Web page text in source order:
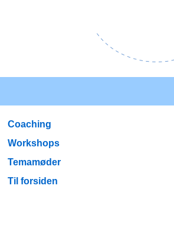
Coaching
Workshops
Temamøder
Til forsiden